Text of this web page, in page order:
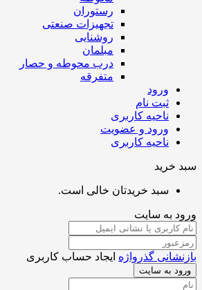
رستوران
تجهیزات صنعتی
روشنایی
مبلمان
درب محوطه و حصار
متفرقه
ورود
ثبت نام
ناحیه کاربری
ورود و عضویت
ناحیه کاربری
سبد خریدتان خالی است.
به سایت
گذرواژه ایجاد حساب کاربری
به سایت